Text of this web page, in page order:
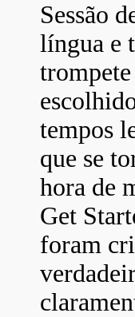
Sessão
língua e
tempos
que se
hora de
Get
foram